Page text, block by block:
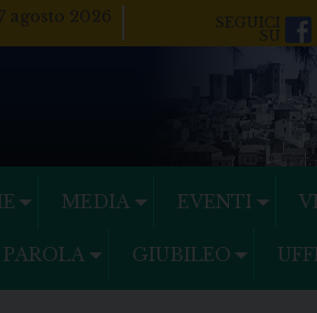
agosto 2026
MEDIA EVENTI
GIUBILEO